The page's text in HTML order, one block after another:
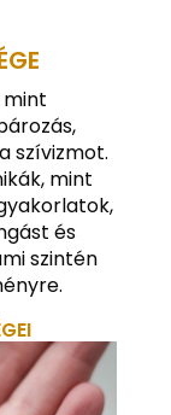
mint
szívizmot.
mint
és
szintén